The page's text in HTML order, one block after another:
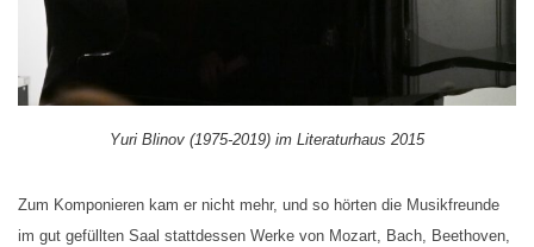
Yuri Blinov (1975-2019) im Literaturhaus 2015
Zum Komponieren kam er nicht mehr, und so hörten die Musikfreunde
im gut gefüllten Saal stattdessen Werke von Mozart, Bach, Beethoven,